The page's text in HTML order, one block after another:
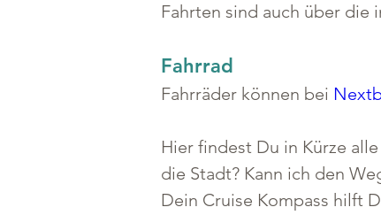
Fahrten sind auch über
Fahrrad
Fahrräder können bei
Hier findest Du in Kürze
die Stadt? Kann ich den
Dein Cruise Kompass hilft